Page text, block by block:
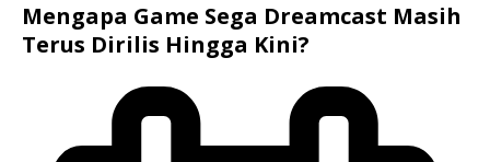
Mengapa Game Sega Dreamcast Masih
Terus Dirilis Hingga Kini?